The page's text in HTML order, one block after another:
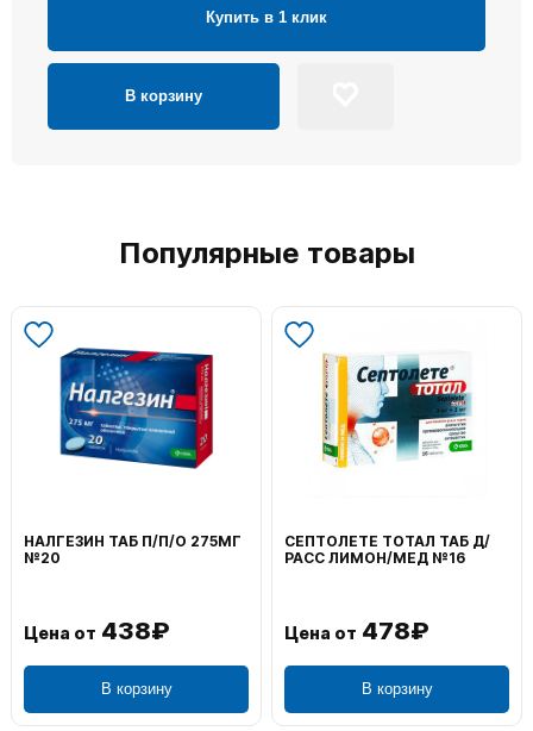
Купить в 1 клик
В корзину
Популярные товары
НАЛГЕЗИН ТАБ П/П/О 275МГ
№20
Цена от 438₽
В корзину
СЕПТОЛЕТЕ ТОТАЛ ТАБ Д/
РАСС ЛИМОН/МЕД №16
Цена от 478₽
В корзину